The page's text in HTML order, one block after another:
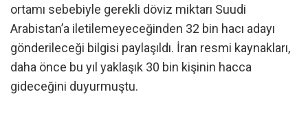
ortamı sebebiyle gerekli döviz miktarı Suudi
Arabistan’a iletilemeyeceğinden 32 bin hacı adayı
gönderileceği bilgisi paylaşıldı. İran resmi kaynakları,
daha önce bu yıl yaklaşık 30 bin kişinin hacca
gideceğini duyurmuştu.